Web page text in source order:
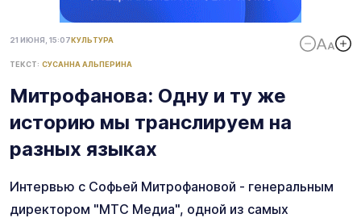
21 ИЮНЯ, 15:07КУЛЬТУРА
ТЕКСТ: СУСАННА АЛЬПЕРИНА
Митрофанова: Одну и ту же
историю мы транслируем на
разных языках
Интервью с Софьей Митрофановой - генеральным
директором "МТС Медиа", одной из самых